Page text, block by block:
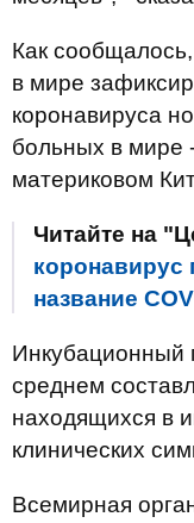
Как
в мире
коронавируса
больных в мире
материковом
Читайте на
название
Инкубационный
среднем
находящихся в
клинических
Всемирная